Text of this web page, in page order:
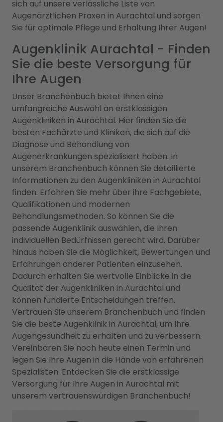
sich auf unsere verlässliche Liste von
Augenärztlichen Praxen in Aurachtal und sorgen
Sie für optimale Pflege und Erhaltung Ihrer Augen!
Augenklinik Aurachtal - Finden
Sie die beste Versorgung für
Ihre Augen
Unser Branchenbuch bietet Ihnen eine
umfangreiche Auswahl an erstklassigen
Augenkliniken in Aurachtal. Hier finden Sie die
besten Fachärzte und Kliniken, die sich auf die
Diagnose und Behandlung von
Augenerkrankungen spezialisiert haben. In
unserem Branchenbuch können Sie detaillierte
Informationen zu den Augenkliniken in Aurachtal
finden. Erfahren Sie mehr über ihre Fachgebiete,
Qualifikationen und modernen
Behandlungsmethoden. So können Sie die
passende Augenklinik auswählen, die Ihren
individuellen Bedürfnissen gerecht wird. Darüber
hinaus haben Sie die Möglichkeit, Bewertungen und
Erfahrungen anderer Patienten einzusehen.
Dadurch erhalten Sie wertvolle Einblicke in die
Qualität der Augenkliniken in Aurachtal und
können fundierte Entscheidungen treffen.
Vertrauen Sie unserem Branchenbuch und finden
Sie die beste Augenklinik in Aurachtal, um Ihre
Augengesundheit zu erhalten und zu verbessern.
Vereinbaren Sie noch heute einen Termin und
legen Sie Ihre Augen in die Hände von erfahrenen
Spezialisten. Entdecken Sie die erstklassige
Versorgung für Ihre Augen in Aurachtal mit
unserem vertrauenswürdigen Branchenbuch!